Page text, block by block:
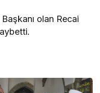
olan Recai